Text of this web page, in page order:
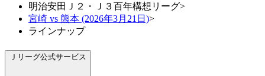
明治安田Ｊ２・Ｊ３百年構想リーグ>
宮崎 vs 熊本 (2026年3月21日)>
ラインナップ
Ｊリーグ公式サービス